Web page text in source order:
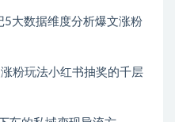
大数据维度分析爆文涨粉
粉玩法小红书抽奖的千层